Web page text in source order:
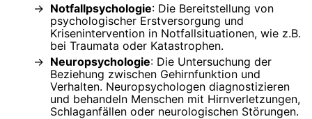
Notfallpsychologie: Die Bereitstellung von
psychologischer Erstversorgung und
Krisenintervention in Notfallsituationen, wie z.B.
bei Traumata oder Katastrophen.
Neuropsychologie: Die Untersuchung der
Beziehung zwischen Gehirnfunktion und
Verhalten. Neuropsychologen diagnostizieren
und behandeln Menschen mit Hirnverletzungen,
Schlaganfällen oder neurologischen Störungen.